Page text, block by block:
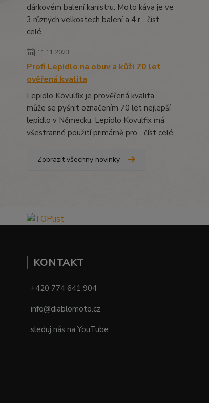
dárkovém balení kanistru. Moto káva je ve
3 různých velkostech balení a 4 r... číst
celé
11.11.2023
Profi Lepidlo na obuv a kůži 70 let
ověřená kvalita
Lepidlo Kövulfix je prověřená kvalita,
může se pyšnit označením 70 let nejlepší
lepidlo v Německu. Lepidlo Kovulfix má
všestranné použití primárně pro... číst celé
Zobrazit všechny novinky
KONTAKT
+420 774 641 904
info@diablomoto.cz
sleduj nás na YouTube